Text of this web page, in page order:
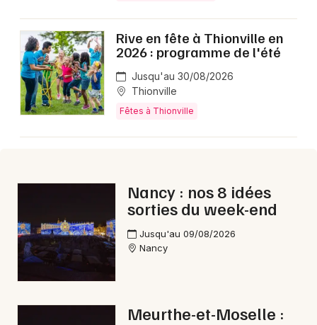
Rive en fête à Thionville en
2026 : programme de l'été
Jusqu'au 30/08/2026
Thionville
Fêtes à Thionville
Nancy : nos 8 idées
sorties du week-end
Jusqu'au 09/08/2026
Nancy
Meurthe-et-Moselle :